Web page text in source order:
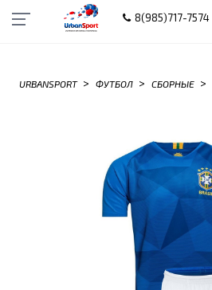
8(985)717-7574
URBANSPORT > ФУТБОЛ > СБОРНЫЕ >